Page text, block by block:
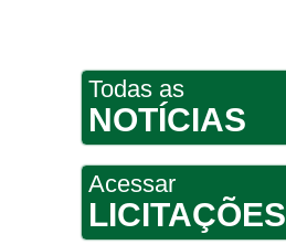
Todas as
NOTÍCIAS
Acessar
LICITAÇÕES